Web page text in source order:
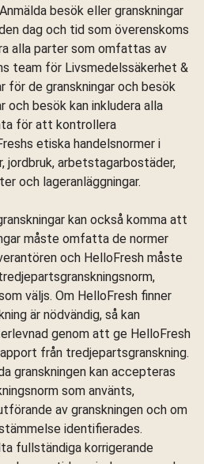
besök eller granskningar
dag och tid som överenskoms
alla parter som omfattas av
team för Livsmedelssäkerhet &
för de granskningar och besök
och besök kan inkludera alla
för att kontrollera
etiska handelsnormer i
jordbruk, arbetstagarbostäder,
och lageranläggningar.
kan också komma att
måste omfatta de normer
och HelloFresh måste
väljs. Om HelloFresh finner
är nödvändig, så kan
genom att ge HelloFresh
från tredjepartsgranskning.
granskningen kan accepteras
som använts,
av granskningen och om
identifierades.
fullständiga korrigerande